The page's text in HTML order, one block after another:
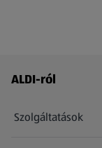
Láblécmenü -
ALDI-ról
Szolgáltatások